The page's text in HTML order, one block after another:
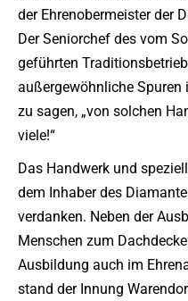
der Ehrenobermeister der
Der Seniorchef des vom
geführten
außergewöhnliche
zu sagen, „von solchen
viele!“
Das Handwerk und
dem Inhaber des
verdanken. Neben der
Menschen zum
Ausbildung auch im
stand der Innung